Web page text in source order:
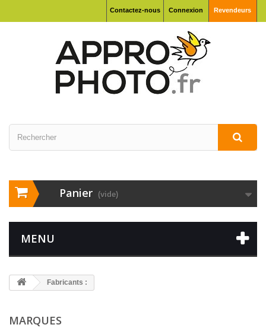
Connexion Revendeurs
Contactez-nous
Panier (vide)
MENU
Fabricants :
MARQUES